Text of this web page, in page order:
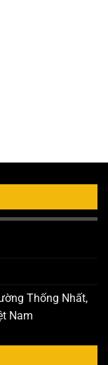
Thống Nhất,
Nam